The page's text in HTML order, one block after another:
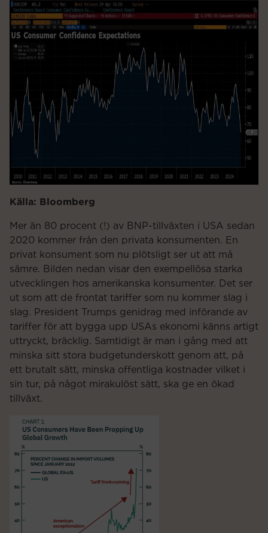
Källa: Bloomberg
Mer än 80 procent (!) av BNP-tillväxten i USA sedan
2020 kommer från den privata konsumenten. En
privat konsument som nu plötsligt ser ut att må
sämre. Bilden nedan visar den exempellösa starka
utvecklingen hos amerikanska konsumenter. Det ser
ut som att de frontat tariffer som nu kommer slag i
slag. President Trumps genidrag med införande av
tariffer för att bygga upp USAs ekonomi känns artigt
uttryckt, bräcklig. Samtidigt är man i gång med att
minska sitt stora budgetunderskott genom att, på
ett brutalt sätt, minska offentliga kostnader vilket i
sin tur, på något mirakulöst sätt, ska ge en ökad
tillväxt.